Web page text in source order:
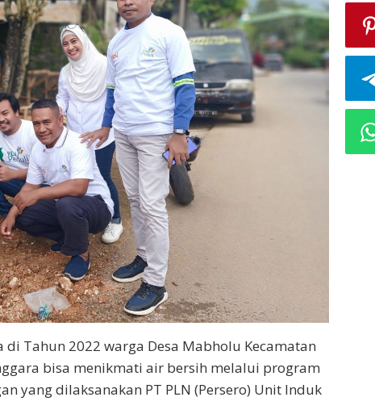
Tahun 2022 warga Desa Mabholu Kecamatan
bisa menikmati air bersih melalui program
yang dilaksanakan PT PLN (Persero) Unit Induk